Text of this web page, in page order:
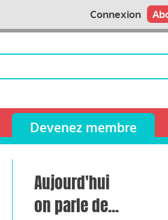
Connexion
Devenez membre
Aujourd'hui
on parle de...